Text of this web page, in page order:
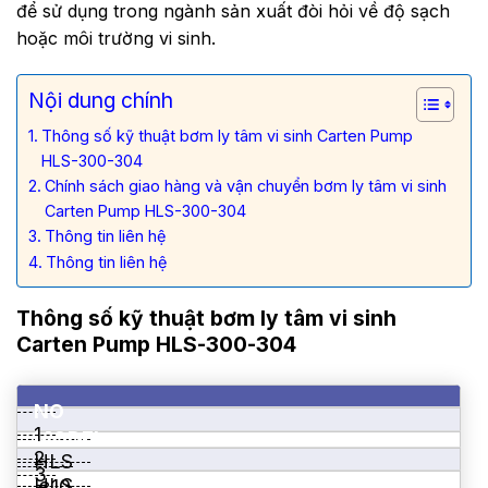
để sử dụng trong ngành sản xuất đòi hỏi về độ sạch
hoặc môi trường vi sinh.
Nội dung chính
Thông số kỹ thuật bơm ly tâm vi sinh Carten Pump
HLS-300-304
Chính sách giao hàng và vận chuyển bơm ly tâm vi sinh
Carten Pump HLS-300-304
Thông tin liên hệ
Thông tin liên hệ
Thông số kỹ thuật bơm ly tâm vi sinh
Carten Pump HLS-300-304
NO
MODEL
1
HLS
2
3